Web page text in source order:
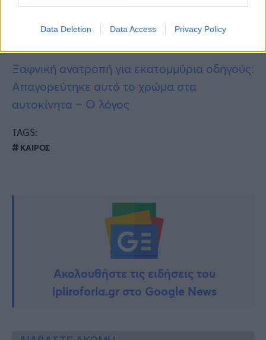
Data Deletion Data Access Privacy Policy
Κουνούπια: 9 μυστικά για να τα κρατήσετε
μακριά σας αυτό το καλοκαίρι
Ξαφνική ανατροπή για εκατομμύρια οδηγούς:
Απαγορεύτηκε αυτό το χρώμα στα
αυτοκίνητα – Ο λόγος
TAGS:
ΚΑΙΡΟΣ
Ακολουθήστε τις ειδήσεις του
ipliroforia.gr στο Google News